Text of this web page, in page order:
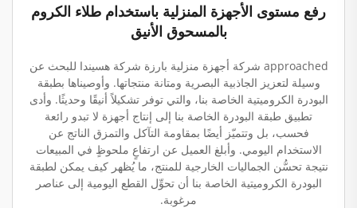
رفع مستوى الأجهزة المنزلية باستخدام طلاء الكروم
بالمسحوق الأنيق
approached شركة أجهزة منزلية بارزة شركة هسيندا للبحث عن
وسيلة لتعزيز الجاذبية البصرية ومتانة منتجاتها. وأوصيناها بطبقة
البودرة الكروميتية الخاصة بنا، والتي توفر تشكيلاً أنيقًا وحديثًا. وأدى
تطبيق طبقة البودرة الخاصة بنا إلى إنتاج أجهزة لا تبدو رائعة
فحسب، بل وتتميّز أيضًا بمقاومة التآكل والتمزق الناتج عن
الاستخدام اليومي. وأبلغ العميل عن ارتفاعٍ ملحوظٍ في المبيعات
نتيجة تحسُّن الجماليات الخارجية للمنتج، ما يُظهر كيف يمكن لطبقة
البودرة الكروميتية الخاصة بنا أن تحوِّل القطع اليومية إلى عناصر
مرغوبة.